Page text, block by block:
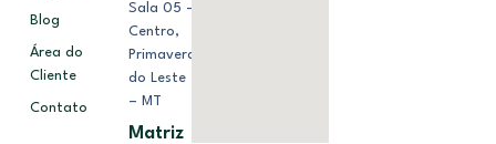
Blog
Área do
Cliente
Contato
Sala 05 –
Centro,
Primavera
do Leste
– MT
Matriz